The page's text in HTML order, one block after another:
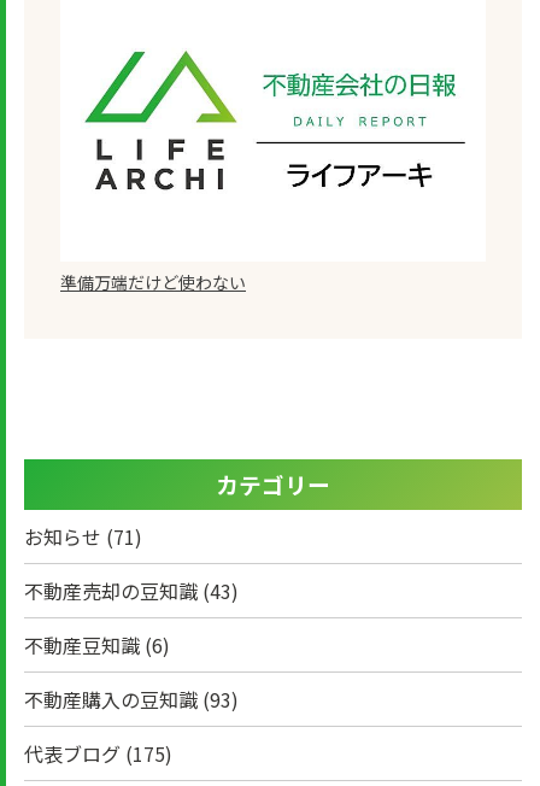
準備万端だけど使わない
カテゴリー
お知らせ (71)
不動産売却の豆知識 (43)
不動産豆知識 (6)
不動産購入の豆知識 (93)
代表ブログ (175)